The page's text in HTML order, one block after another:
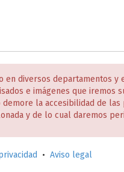
diversos departamentos
e imágenes que iremos
la accesibilidad de
y de lo cual daremos
• Aviso legal